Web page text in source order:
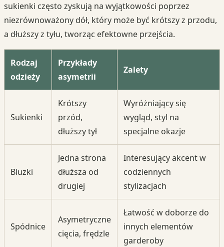
sukienki często zyskują na wyjątkowości poprzez
niezrównoważony dół, który może być krótszy z przodu,
a dłuższy z tyłu, tworząc efektowne przejścia.
Rodzaj
odzieży
Przykłady
asymetrii
Zalety
Sukienki
Krótszy
przód,
dłuższy tył
Wyróżniający się
wygląd, styl na
specjalne okazje
Bluzki
Jedna strona
dłuższa od
drugiej
Interesujący akcent w
codziennych
stylizacjach
Spódnice
Asymetryczne
cięcia, frędzle
Łatwość w doborze do
innych elementów
garderoby